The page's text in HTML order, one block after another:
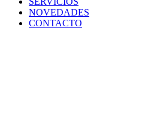
NOVEDADES
CONTACTO